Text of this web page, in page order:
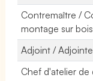
Contremaître /
montage sur bois
Adjoint /
Chef d'atelier